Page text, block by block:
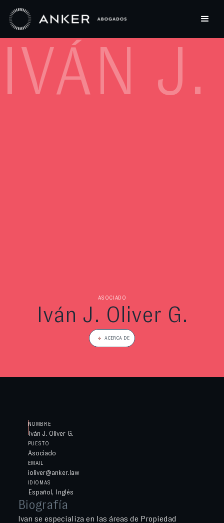
IVÁN
ASOCIADO
Iván J. Oliver G.
ACERCA DE
NOMBRE
Iván J. Oliver G.
PUESTO
Asociado
EMAIL
ioliver@anker.law
IDIOMAS
Español, Inglés
Biografía
Ivan se especializa en las áreas de Propiedad